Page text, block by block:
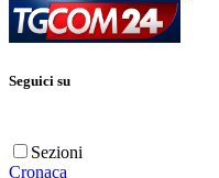
Seguici su
Sezioni
Cronaca